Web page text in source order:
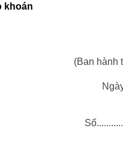
khoán
(Ban hành